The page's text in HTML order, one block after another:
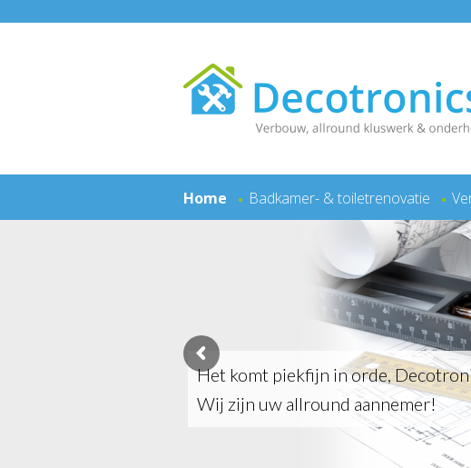
Home Badkamer- & toiletrenovatie
Het komt piekfijn in orde,
Wij zijn uw allround aannemer!